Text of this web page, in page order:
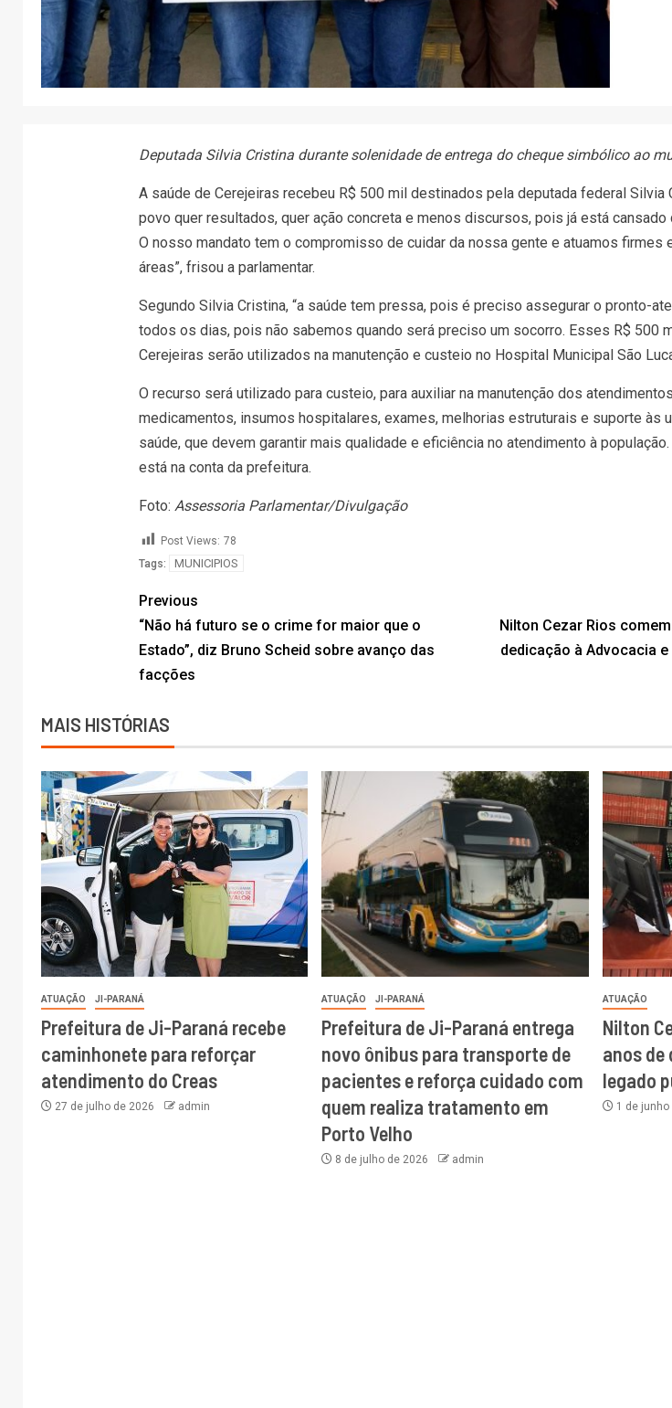
Deputada Silvia Cristina durante solenidade de entrega do cheque simbólico ao
A saúde de Cerejeiras recebeu R$ 500 mil destinados pela deputada federal Silvia
povo quer resultados, quer ação concreta e menos discursos, pois já está cansado
O nosso mandato tem o compromisso de cuidar da nossa gente e atuamos firmes
áreas”, frisou a parlamentar.
Segundo Silvia Cristina, “a saúde tem pressa, pois é preciso assegurar o pronto-
todos os dias, pois não sabemos quando será preciso um socorro. Esses R$ 500
Cerejeiras serão utilizados na manutenção e custeio no Hospital Municipal São
O recurso será utilizado para custeio, para auxiliar na manutenção dos
medicamentos, insumos hospitalares, exames, melhorias estruturais e suporte às
saúde, que devem garantir mais qualidade e eficiência no atendimento à
está na conta da prefeitura.
Foto: Assessoria Parlamentar/Divulgação
Post Views: 78
Tags:
MUNICIPIOS
Previous
“Não há futuro se o crime for maior que o
Estado”, diz Bruno Scheid sobre avanço das
facções
Nilton Cezar Rios
dedicação à Advocacia
MAIS HISTÓRIAS
ATUAÇÃO JI-PARANÁ
Prefeitura de Ji-Paraná recebe
caminhonete para reforçar
atendimento do Creas
27 de julho de 2026 admin
ATUAÇÃO JI-PARANÁ
Prefeitura de Ji-Paraná entrega
novo ônibus para transporte de
pacientes e reforça cuidado com
quem realiza tratamento em
Porto Velho
8 de julho de 2026 admin
ATUAÇÃO
Nilton
anos de
legado
1 de junho